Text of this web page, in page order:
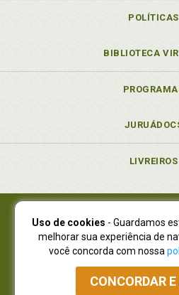
POLÍTICAS
BIBLIOTECA
LIVREIROS
Juruá Editora Ltda., CNPJ
Juruá Informática Ltda.,
NOVO ENDEREÇO:R. Flávio
Curitiba - Paraná -
Atendimento: (41) 4009-3900|
Uso de cookies - Guardamos
melhorar sua experiência de
você concorda com nossa
CONCORDAR